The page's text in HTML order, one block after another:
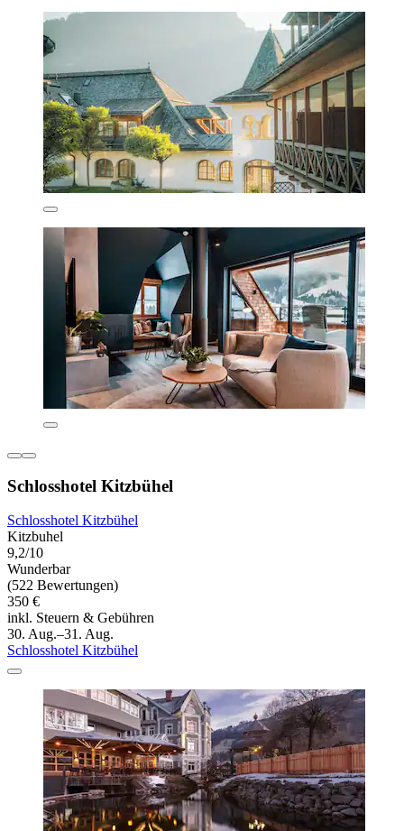
Schlosshotel Kitzbühel
Schlosshotel Kitzbühel
Kitzbuhel
9,2/10
Wunderbar
(522 Bewertungen)
350 €
inkl. Steuern & Gebühren
30. Aug.–31. Aug.
Schlosshotel Kitzbühel